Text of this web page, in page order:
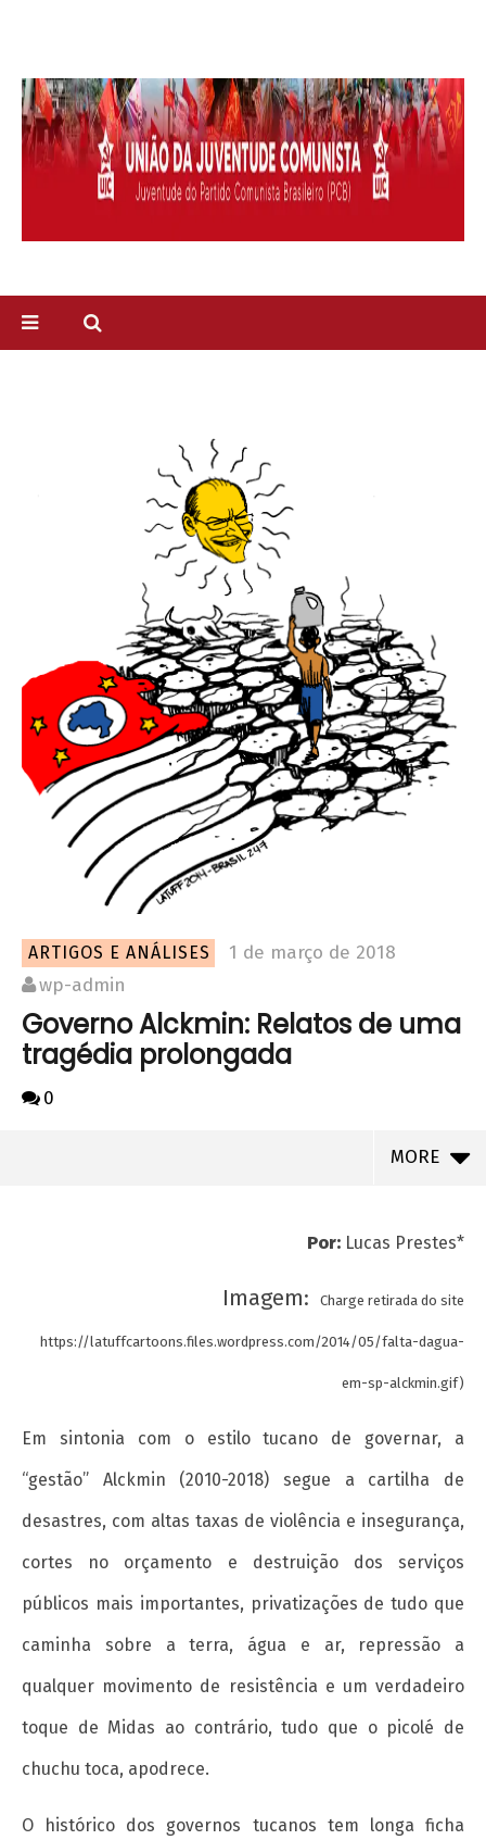
ARTIGOS E ANÁLISES
1 de março de 2018
wp-admin
Governo Alckmin: Relatos de uma
tragédia prolongada
0
MORE
NOW VIEWING
Governo Alckmin: Relatos de uma tragédia
prolongada
1 de
de
wp-
admin
Por: Lucas Prestes*
Imagem: Charge retirada do site
https://latuffcartoons.files.wordpress.com/2014/05/falta-dagua-
em-sp-alckmin.gif)
Em sintonia com o estilo tucano de governar, a
“gestão” Alckmin (2010-2018) segue a cartilha de
desastres, com altas taxas de violência e insegurança,
cortes no orçamento e destruição dos serviços
públicos mais importantes, privatizações de tudo que
caminha sobre a terra, água e ar, repressão a
qualquer movimento de resistência e um verdadeiro
toque de Midas ao contrário, tudo que o picolé de
chuchu toca, apodrece.
O histórico dos governos tucanos tem longa ficha